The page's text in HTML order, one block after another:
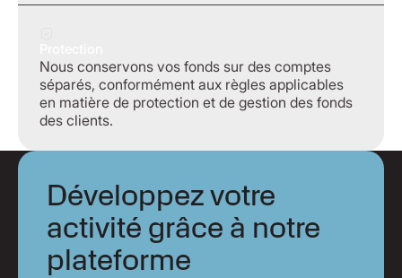
Nous conservons vos fonds sur des comptes
séparés, conformément aux règles applicables
en matière de protection et de gestion des fonds
des clients.
Développez votre
activité grâce à notre
plateforme